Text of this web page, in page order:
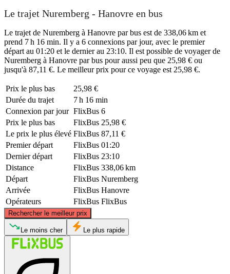
Le trajet Nuremberg - Hanovre en bus
Le trajet de Nuremberg à Hanovre par bus est de 338,06 km et
prend 7 h 16 min. Il y a 6 connexions par jour, avec le premier
départ au 01:20 et le dernier au 23:10. Il est possible de voyager de
Nuremberg à Hanovre par bus pour aussi peu que 25,98 € ou
jusqu'à 87,11 €. Le meilleur prix pour ce voyage est 25,98 €.
Prix ​​le plus bas
25,98 €
Durée du trajet
7 h 16 min
Connexion par jour FlixBus 6
Prix ​​le plus bas
FlixBus 25,98 €
Le prix le plus élevé FlixBus 87,11 €
Premier départ
FlixBus 01:20
Dernier départ
FlixBus 23:10
Distance
FlixBus 338,06 km
Départ
FlixBus Nuremberg
Arrivée
FlixBus Hanovre
Opérateurs
FlixBus FlixBus
Rechercher le meilleur prix
Hanover
©CARTO
Le moins cher Le plus rapide